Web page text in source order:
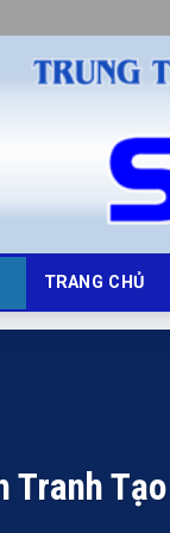
TRANG CHỦ
Tranh